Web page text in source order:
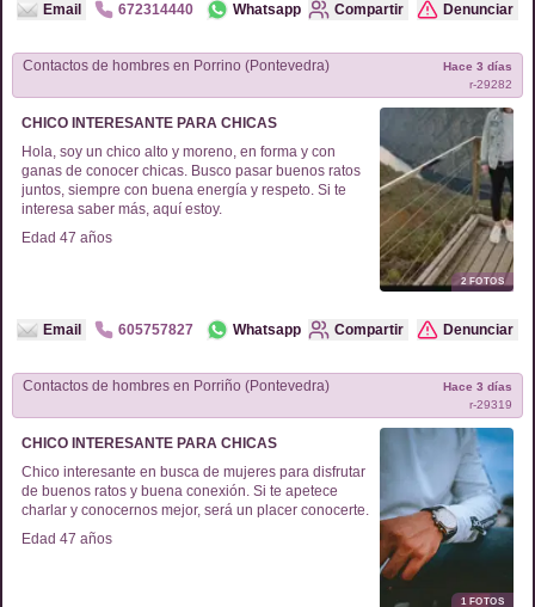
Email 672314440 Whatsapp Compartir Denunciar
Contactos de hombres en Porrino (Pontevedra)
r-29282
Hace 3 días
CHICO INTERESANTE PARA CHICAS
Hola, soy un chico alto y moreno, en forma y con
ganas de conocer chicas. Busco pasar buenos ratos
juntos, siempre con buena energía y respeto. Si te
interesa saber más, aquí estoy.
Edad 47 años
2 FOTOS
Email 605757827 Whatsapp Compartir Denunciar
Contactos de hombres en Porriño (Pontevedra)
r-29319
Hace 3 días
CHICO INTERESANTE PARA CHICAS
Chico interesante en busca de mujeres para disfrutar
de buenos ratos y buena conexión. Si te apetece
charlar y conocernos mejor, será un placer conocerte.
Edad 47 años
1FOTOS